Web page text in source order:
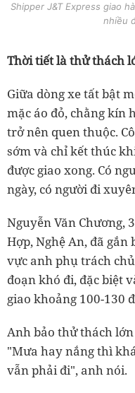
Shipper J&T Express giao
nhiều
Thời tiết là thử thách
Giữa dòng xe tất bật
mặc áo đỏ, chằng kín
trở nên quen thuộc.
sớm và chỉ kết thúc
được giao xong. Có
ngày, có người đi
Nguyễn Văn Chương,
Hợp, Nghệ An, đã
vực anh phụ trách
đoạn khó đi, đặc biệt
giao khoảng 100-130
Anh bảo thử thách
"Mưa hay nắng thì
vẫn phải đi", anh nói.